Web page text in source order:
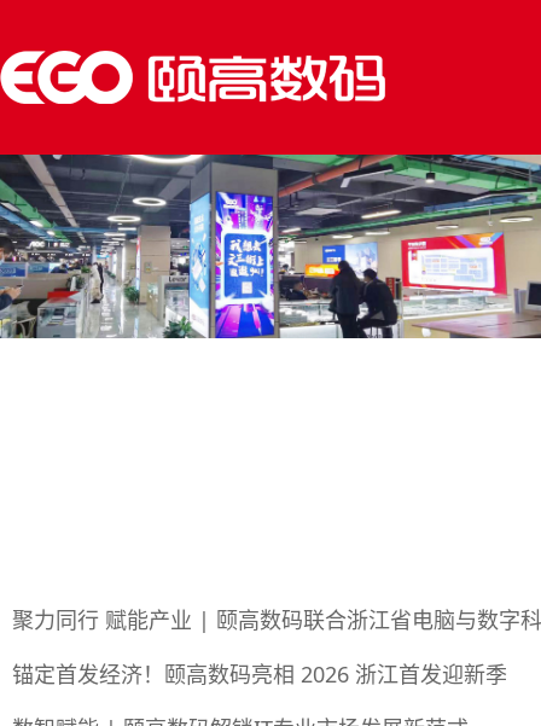
聚力同行 赋能产业 | 颐高数码联合浙江省电脑与数字
锚定首发经济！颐高数码亮相 2026 浙江首发迎新季